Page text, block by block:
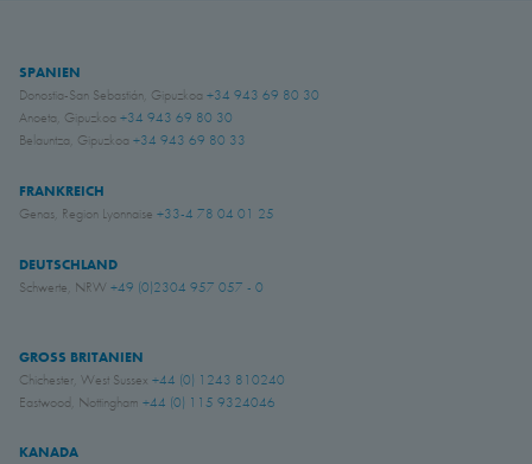
SPANIEN
Donostia-San Sebastián, Gipuzkoa +34 943 69 80 30
Anoeta, Gipuzkoa +34 943 69 80 30
Belauntza, Gipuzkoa +34 943 69 80 33
FRANKREICH
Genas, Region Lyonnaise +33-4 78 04 01 25
DEUTSCHLAND
Schwerte, NRW +49 (0)2304 957 057 - 0
GROSS BRITANIEN
Chichester, West Sussex +44 (0) 1243 810240
Eastwood, Nottingham +44 (0) 115 9324046
KANADA